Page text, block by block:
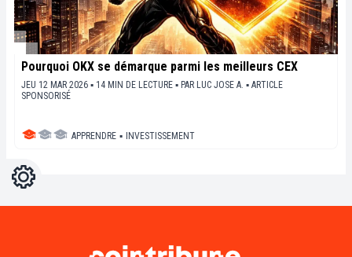
Pourquoi OKX se démarque parmi les meilleurs CEX
JEU 12 MAR 2026 ▪ 14 MIN DE LECTURE ▪ PAR LUC JOSE A. ▪ ARTICLE
SPONSORISÉ
APPRENDRE ▪ INVESTISSEMENT
Réglages